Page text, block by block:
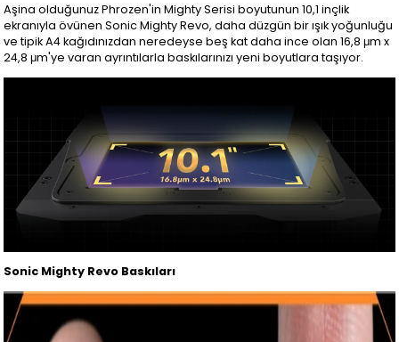
Aşina olduğunuz Phrozen'in Mighty Serisi boyutunun 10,1 inçlik
ekranıyla övünen Sonic Mighty Revo, daha düzgün bir ışık yoğunluğu
ve tipik A4 kağıdınızdan neredeyse beş kat daha ince olan 16,8 μm x
24,8 μm'ye varan ayrıntılarla baskılarınızı yeni boyutlara taşıyor.
Sonic Mighty Revo Baskıları